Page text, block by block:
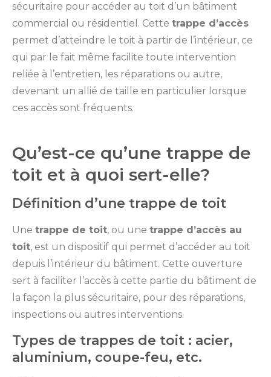
sécuritaire pour accéder au toit d’un bâtiment
commercial ou résidentiel. Cette trappe d’accès
permet d’atteindre le toit à partir de l’intérieur, ce
qui par le fait même facilite toute intervention
reliée à l’entretien, les réparations ou autre,
devenant un allié de taille en particulier lorsque
ces accès sont fréquents.
Qu’est-ce qu’une trappe de
toit et à quoi sert-elle?
Définition d’une trappe de toit
Une trappe de toit, ou une trappe d’accès au
toit, est un dispositif qui permet d’accéder au toit
depuis l’intérieur du bâtiment. Cette ouverture
sert à faciliter l’accès à cette partie du bâtiment de
la façon la plus sécuritaire, pour des réparations,
inspections ou autres interventions.
Types de trappes de toit : acier,
aluminium, coupe-feu, etc.